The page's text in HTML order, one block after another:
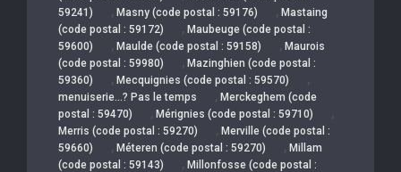
59241)
, Masny (code postal : 59176) , Mastaing
(code postal : 59172)
, Maubeuge (code postal :
59600)
, Maulde (code postal : 59158) , Maurois
(code postal : 59980)
, Mazinghien (code postal :
59360)
, Mecquignies (code postal : 59570) ,
menuiserie…? Pas le temps , Merckeghem (code
postal : 59470)
, Mérignies (code postal : 59710) ,
Merris (code postal : 59270) , Merville (code postal :
59660)
, Méteren (code postal : 59270) , Millam
(code postal : 59143)
, Millonfosse (code postal :